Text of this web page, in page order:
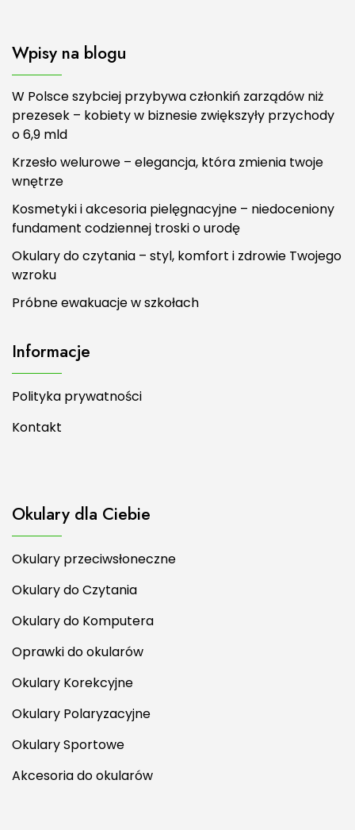
Wpisy na blogu
W Polsce szybciej przybywa członkiń zarządów niż
prezesek – kobiety w biznesie zwiększyły przychody
o 6,9 mld
Krzesło welurowe – elegancja, która zmienia twoje
wnętrze
Kosmetyki i akcesoria pielęgnacyjne – niedoceniony
fundament codziennej troski o urodę
Okulary do czytania – styl, komfort i zdrowie Twojego
wzroku
Próbne ewakuacje w szkołach
Informacje
Polityka prywatności
Kontakt
Okulary dla Ciebie
Okulary przeciwsłoneczne
Okulary do Czytania
Okulary do Komputera
Oprawki do okularów
Okulary Korekcyjne
Okulary Polaryzacyjne
Okulary Sportowe
Akcesoria do okularów